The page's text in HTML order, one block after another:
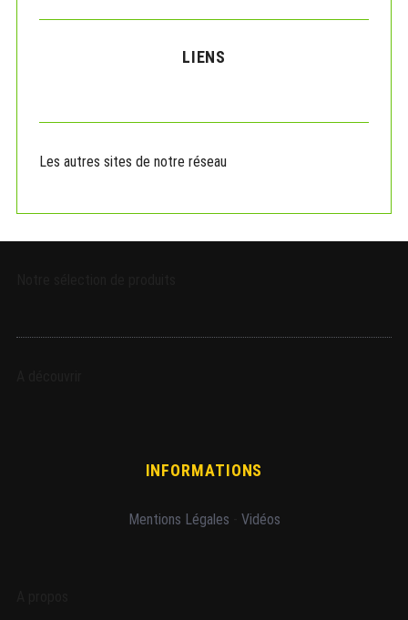
r
r
C
LIENS
Les autres sites de notre réseau
INFORMATIONS
Mentions Légales Vidéos